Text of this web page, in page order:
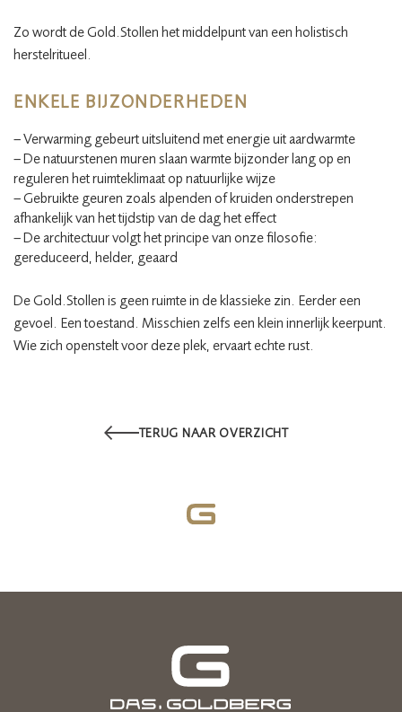
Zo wordt de Gold.Stollen het middelpunt van een holistisch
herstelritueel.
ENKELE BIJZONDERHEDEN
– Verwarming gebeurt uitsluitend met energie uit aardwarmte
– De natuurstenen muren slaan warmte bijzonder lang op en
reguleren het ruimteklimaat op natuurlijke wijze
– Gebruikte geuren zoals alpenden of kruiden onderstrepen
afhankelijk van het tijdstip van de dag het effect
– De architectuur volgt het principe van onze filosofie:
gereduceerd, helder, geaard
De Gold.Stollen is geen ruimte in de klassieke zin. Eerder een
gevoel. Een toestand. Misschien zelfs een klein innerlijk keerpunt.
Wie zich openstelt voor deze plek, ervaart echte rust.
TERUG NAAR OVERZICHT